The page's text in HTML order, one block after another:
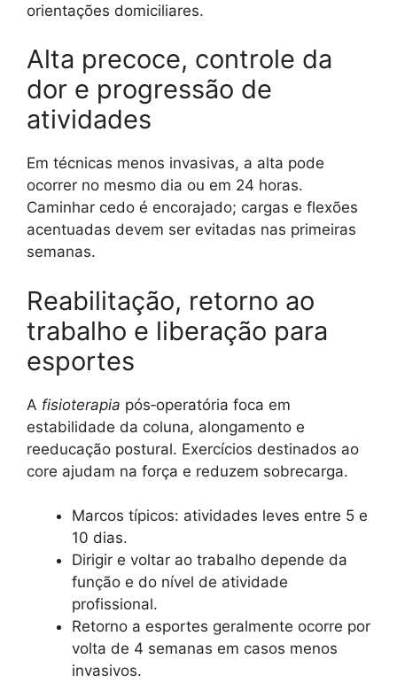
orientações domiciliares.
Alta precoce, controle da
dor e progressão de
atividades
Em técnicas menos invasivas, a alta pode
ocorrer no mesmo dia ou em 24 horas.
Caminhar cedo é encorajado; cargas e flexões
acentuadas devem ser evitadas nas primeiras
semanas.
Reabilitação, retorno ao
trabalho e liberação para
esportes
A fisioterapia pós‑operatória foca em
estabilidade da coluna, alongamento e
reeducação postural. Exercícios destinados ao
core ajudam na força e reduzem sobrecarga.
Marcos típicos: atividades leves entre 5 e
10 dias.
Dirigir e voltar ao trabalho depende da
função e do nível de atividade
profissional.
Retorno a esportes geralmente ocorre por
volta de 4 semanas em casos menos
invasivos.